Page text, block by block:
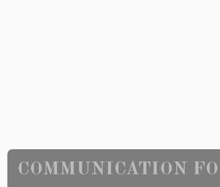
COMMUNICATION